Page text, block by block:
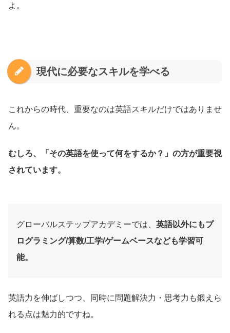
よ。
現代に必要なスキルを学べる
これからの時代、重要なのは英語スキルだけではありませ
ん。
むしろ、「その英語を使って何をするか？」の方が重要視
されています。
グローバルステップアカデミーでは、 英語以外にもプ
ログラミング/算数/工学/ゲームベースなども学習可
能。
英語力を伸ばしつつ、同時に問題解決力・思考力も鍛えら
れる点は魅力的ですね。